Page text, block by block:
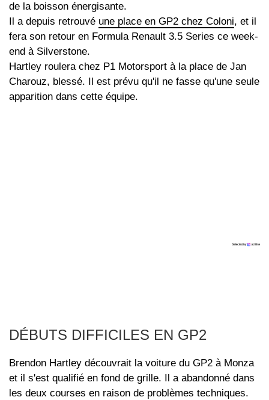
de la boisson énergisante.
Il a depuis retrouvé une place en GP2 chez Coloni, et il
fera son retour en Formula Renault 3.5 Series ce week-
end à Silverstone.
Hartley roulera chez P1 Motorsport à la place de Jan
Charouz, blessé. Il est prévu qu'il ne fasse qu'une seule
apparition dans cette équipe.
DÉBUTS DIFFICILES EN GP2
Brendon Hartley découvrait la voiture du GP2 à Monza
et il s'est qualifié en fond de grille. Il a abandonné dans
les deux courses en raison de problèmes techniques.